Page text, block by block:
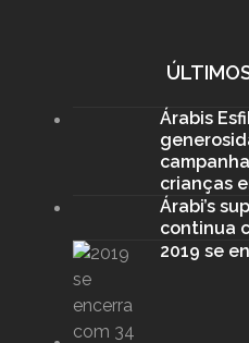
Árabis
crianças
Árabi’s
continua
2019 se